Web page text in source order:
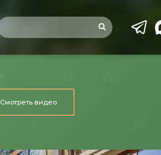
Смотреть видео